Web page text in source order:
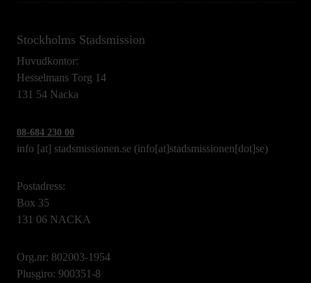
Stockholms Stadsmission
Huvudkontor:
Hesselmans Torg 14
131 54 Nacka
08-684 230 00
info [at] stadsmissionen.se (info[at]stadsmissionen[dot]se)
Postadress:
Box 35
131 06 NACKA
Org.nr: 802003-1954
Plusgiro: 900351-8